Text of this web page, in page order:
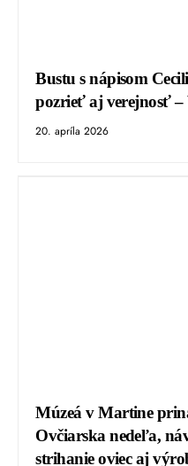
Bustu s nápisom
pozrieť aj verejnosť
20. apríla 2026
Múzeá v Martine
Ovčiarska nedeľa,
strihanie oviec aj